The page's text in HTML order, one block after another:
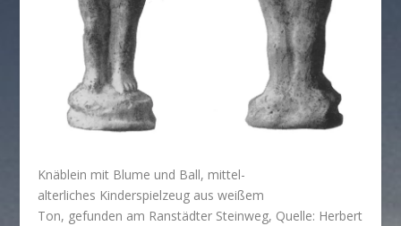
Knäblein mit Blume und Ball, mittel-
alterliches Kinderspielzeug aus weißem
Ton, gefunden am Ranstädter Steinweg, Quelle: Herbert